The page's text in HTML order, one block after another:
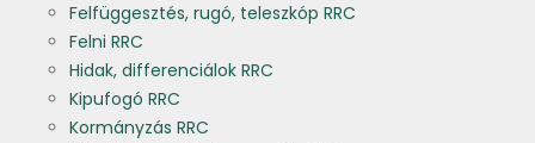
Felfüggesztés, rugó, teleszkóp RRC
Felni RRC
Hidak, differenciálok RRC
Kipufogó RRC
Kormányzás RRC